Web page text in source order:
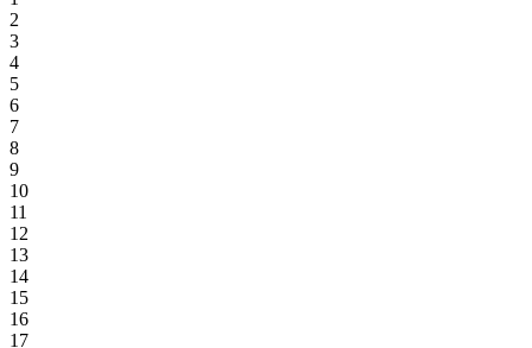
2
3
4
5
6
7
8
9
10
11
12
13
14
15
16
17